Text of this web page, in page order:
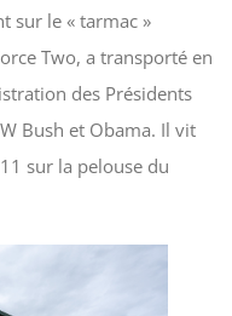
sur le « tarmac »
Two, a transporté en
des Présidents
Bush et Obama. Il vit
sur la pelouse du